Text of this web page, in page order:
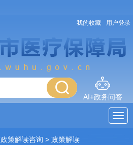
我的收藏 用户登录
AI+政务问答
政策解读咨询 > 政策解读